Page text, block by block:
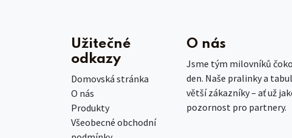
Užitečné
odkazy
Domovská stránka
O nás
Produkty
Všeobecné obchodní
O nás
Jsme tým milovníků
den. Naše pralinky a
větší zákazníky – ať už
pozornost pro partnery.